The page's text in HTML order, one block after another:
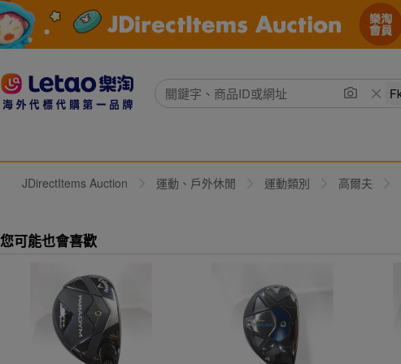
JDirectItems Auction 運動、戶外休閒 運動類別 高爾夫
您可能也會喜歡